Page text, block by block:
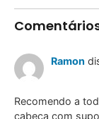
Ramon
Recomendo a
cabeça com